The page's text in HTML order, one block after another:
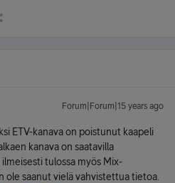
Forum|Forum|15 years ago
ETV-kanava on poistunut kaapeli
kanava on saatavilla
tulossa myös Mix-
ole saanut vielä vahvistettua tietoa.